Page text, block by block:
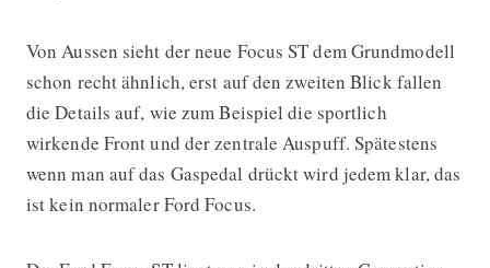
Von Aussen sieht der neue Focus ST dem Grundmodell
schon recht ähnlich, erst auf den zweiten Blick fallen
die Details auf, wie zum Beispiel die sportlich
wirkende Front und der zentrale Auspuff. Spätestens
wenn man auf das Gaspedal drückt wird jedem klar, das
ist kein normaler Ford Focus.